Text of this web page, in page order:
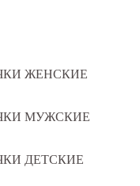
ЖЕНСКИЕ
МУЖСКИЕ
ДЕТСКИЕ